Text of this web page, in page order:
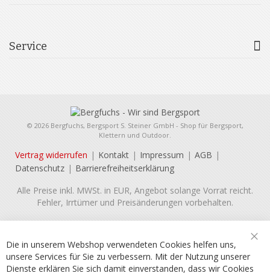
Service
© 2026 Bergfuchs, Bergsport S. Steiner GmbH - Shop für Bergsport,
Klettern und Outdoor.
Vertrag widerrufen Kontakt Impressum
AGB
Datenschutz
Barrierefreiheitserklärung
Alle Preise inkl. MWSt. in EUR, Angebot solange Vorrat reicht.
Fehler, Irrtümer und Preisänderungen vorbehalten.
Die in unserem Webshop verwendeten Cookies helfen uns,
unsere Services für Sie zu verbessern. Mit der Nutzung unserer
Dienste erklären Sie sich damit einverstanden, dass wir Cookies